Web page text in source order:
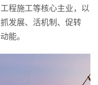
程施工等核心主业，以
发展、活机制、促转
能。